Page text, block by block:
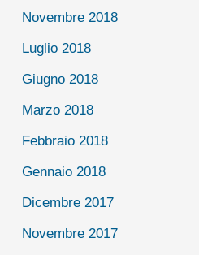
Novembre 2018
Luglio 2018
Giugno 2018
Marzo 2018
Febbraio 2018
Gennaio 2018
Dicembre 2017
Novembre 2017